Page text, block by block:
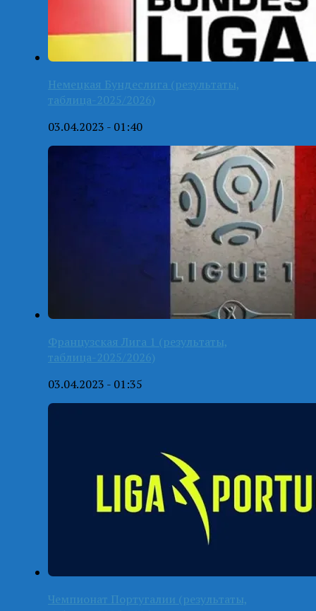
Немецкая Бундеслига (результаты,
таблица-2025/2026)
03.04.2023 - 01:40
Французская Лига 1 (результаты,
таблица-2025/2026)
03.04.2023 - 01:35
Чемпионат Португалии (результаты,